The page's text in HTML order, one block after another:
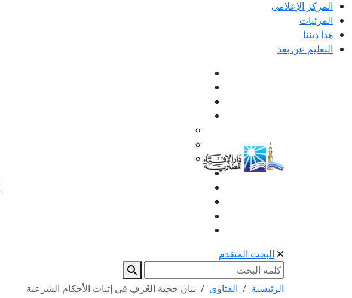
المركز الإعلامى
المرئيات
هذا ديننا
التعليم عن بعد
البحث المتقدم
الرئيسية الفتاوى بيان حجية العُرف في إثبات الأحكام الشرعية